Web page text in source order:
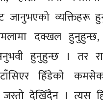
जानुभएको व्यक्तिहरू
दक्खल
हुनुहुन्छ । तर
हिँडेको
जस्तो देखिँदैन । त्यस